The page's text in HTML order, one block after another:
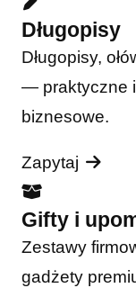
Długopisy
Długopisy,
— praktyczne
biznesowe.
Zapytaj
Gifty i
Zestawy
gadżety